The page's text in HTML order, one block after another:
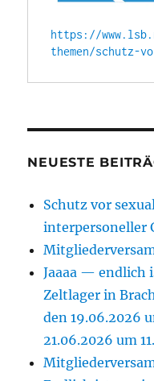
https://
themen/schutz-
NEUESTE
Schutz vor
interpersoneller
Jaaaa — endlich
Zeltlager in
den 19.06.2026
21.06.2026 um